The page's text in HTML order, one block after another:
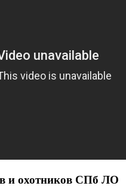
и охотников СПб ЛО